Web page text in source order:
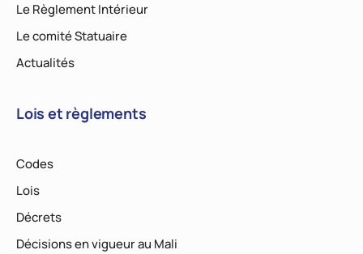
Le Règlement Intérieur
Le comité Statuaire
Actualités
Lois et règlements
Codes
Lois
Décrets
Décisions en vigueur au Mali